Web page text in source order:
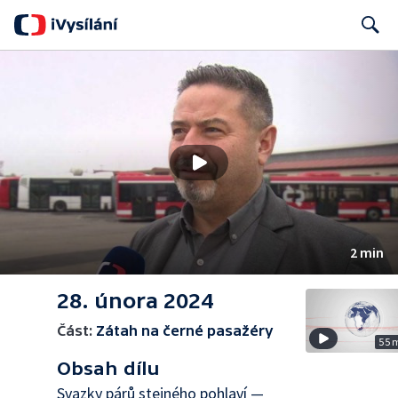
2 min
28. února 2024
Část: Zátah na černé pasažéry
Obsah dílu
Svazky párů stejného pohlaví —
55